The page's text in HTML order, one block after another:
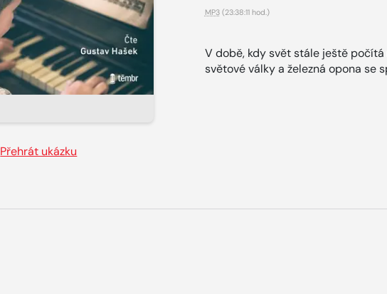
Přehrát ukázku
MP3(23:38:11 hod.)
V době, kdy svět stále ještě
světové války a železná opona se